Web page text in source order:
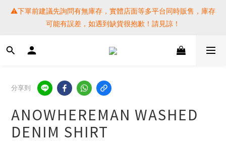
⚠️下單前建議先詢問有無庫存，實體店面等多平台同時販售，庫存
可能有誤差，如遇到缺貨很抱歉！請見諒！
⚠️下單前建議先詢問有無庫存，實體店面等多平台同時販售，庫存
可能有誤差，如遇到缺貨很抱歉！請見諒！
SF EXPRESS WORLD SHIPPING
提醒各位⚠️下單後寄出，請務必在時間內完成取貨才是乖寶寶呦~
如未取貨必須支付運費! 謝謝
⚠️下單前建議先詢問有無庫存，實體店面等多平台同時販售，庫存
可能有誤差，如遇到缺貨很抱歉！請見諒！
分享到
ANOWHEREMAN WASHED
DENIM SHIRT